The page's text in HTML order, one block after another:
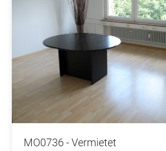
MO0736 - Vermietet